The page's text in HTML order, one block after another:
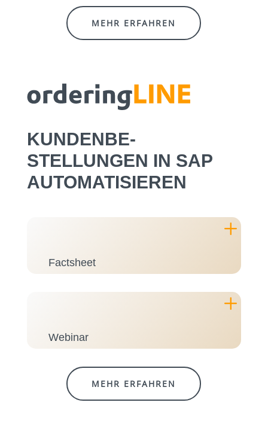
MEHR ERFAHREN
KUNDEN­BE­
STELLUNGEN IN SAP
AUTOMATISIEREN
L
Factsheet
L
Webinar
MEHR ERFAHREN